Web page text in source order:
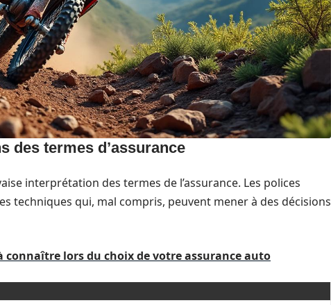
des termes d’assurance
interprétation des termes de l’assurance. Les polices
techniques qui, mal compris, peuvent mener à des décisions
connaître lors du choix de votre assurance auto